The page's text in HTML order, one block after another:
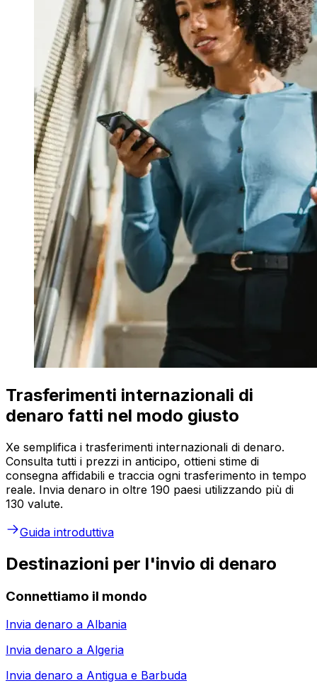
Trasferimenti internazionali di
denaro fatti nel modo giusto
Xe semplifica i trasferimenti internazionali di denaro.
Consulta tutti i prezzi in anticipo, ottieni stime di
consegna affidabili e traccia ogni trasferimento in tempo
reale. Invia denaro in oltre 190 paesi utilizzando più di
130 valute.
Guida introduttiva
Destinazioni per l'invio di denaro
Connettiamo il mondo
Invia denaro a Albania
Invia denaro a Algeria
Invia denaro a Antigua e Barbuda